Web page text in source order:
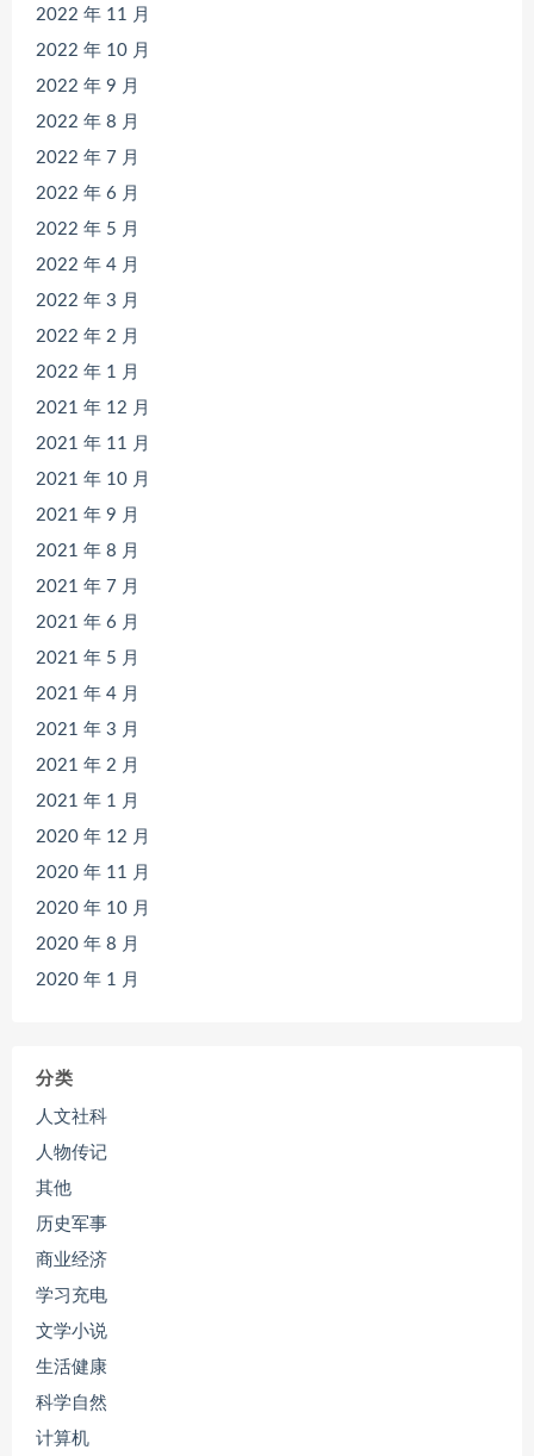
2022 年 11 月
2022 年 10 月
2022 年 9 月
2022 年 8 月
2022 年 7 月
2022 年 6 月
2022 年 5 月
2022 年 4 月
2022 年 3 月
2022 年 2 月
2022 年 1 月
2021 年 12 月
2021 年 11 月
2021 年 10 月
2021 年 9 月
2021 年 8 月
2021 年 7 月
2021 年 6 月
2021 年 5 月
2021 年 4 月
2021 年 3 月
2021 年 2 月
2021 年 1 月
2020 年 12 月
2020 年 11 月
2020 年 10 月
2020 年 8 月
2020 年 1 月
分类
人文社科
人物传记
其他
历史军事
商业经济
学习充电
文学小说
生活健康
科学自然
计算机